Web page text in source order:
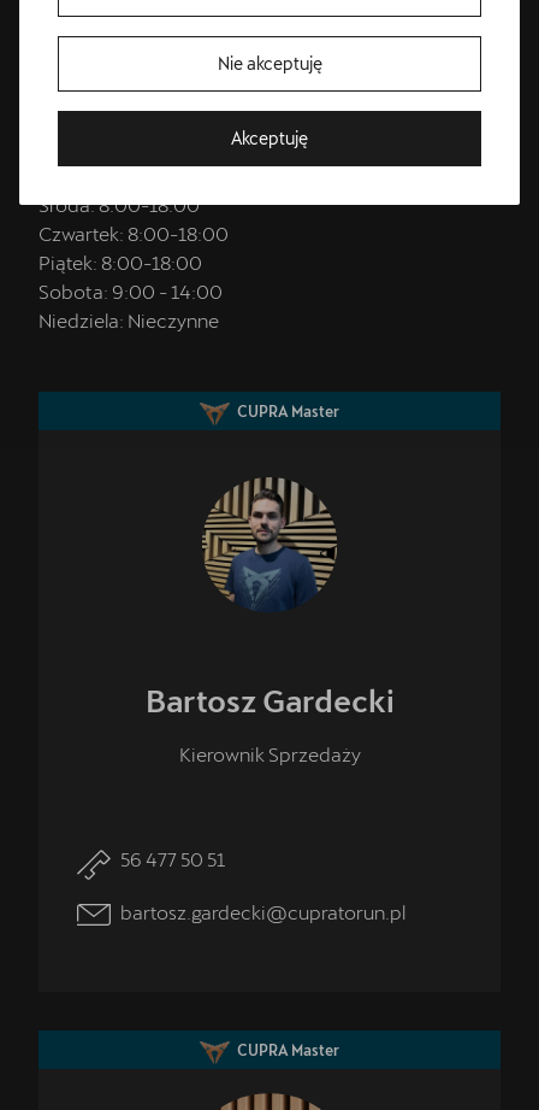
Bezpłatna jazda próbna
Przetestuj model z wybranym silnikiem i skrzynią biegów
56 477 50 51
salon@cupratorun.pl
Godziny otwarcia
18:00
Środa:8:00-18:00
Czwartek: 8:00-18:00
Piątek: 8:00-18:00
Sobota: 9:00 - 14:00
Niedziela: Nieczynne
CUPRA Master
Bartosz Gardecki
Kierownik Sprzedaży
56 477 50 51
bartosz.gardecki@cupratorun.pl
CUPRA Master
Nie akceptuję
Akceptuję